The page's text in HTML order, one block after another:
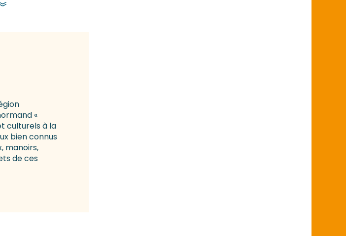
«
culturels à la
bien connus
manoirs,
de ces